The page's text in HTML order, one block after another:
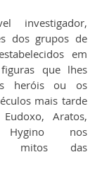
investigador,
dos grupos de
em
que lhes
heróis ou os
mais tarde
Aratos,
Hygino nos
mitos das